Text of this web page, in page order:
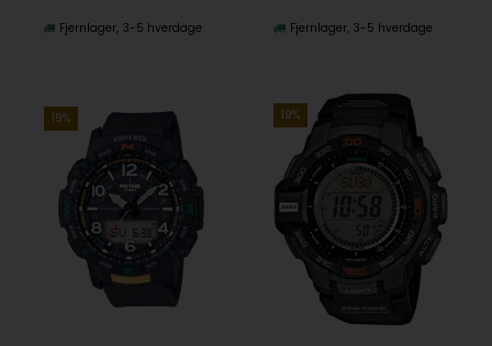
Fjernlager 3-5 hverdage Fjernlager 3-5 hverdage
19% 19%